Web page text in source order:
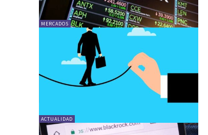
MERCADOS
ACTUALIDAD